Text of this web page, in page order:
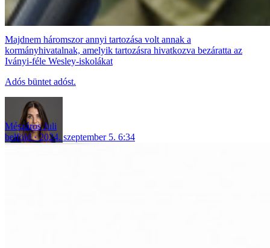
Majdnem háromszor annyi tartozása volt annak a
kormányhivatalnak, amelyik tartozásra hivatkozva bezáratta az
Iványi-féle Wesley-iskolákat
Adós büntet adóst.
Mészáros Juli
belföld
2024. szeptember 5. 6:34